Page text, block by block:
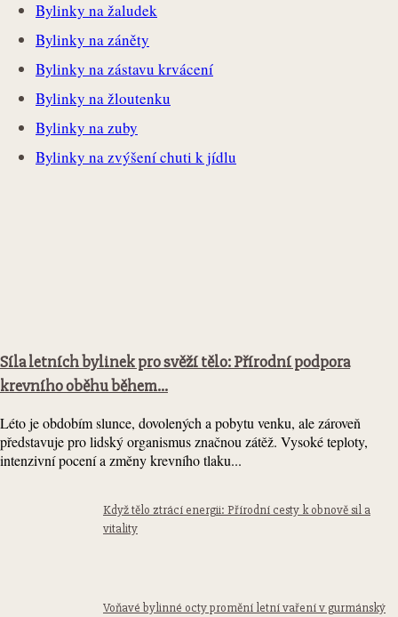
Bylinky na žaludek
Bylinky na záněty
Bylinky na zástavu krvácení
Bylinky na žloutenku
Bylinky na zuby
Bylinky na zvýšení chuti k jídlu
Síla letních bylinek pro svěží tělo: Přírodní podpora
krevního oběhu během...
Léto je obdobím slunce, dovolených a pobytu venku, ale zároveň
představuje pro lidský organismus značnou zátěž. Vysoké teploty,
intenzivní pocení a změny krevního tlaku...
Když tělo ztrácí energii: Přírodní cesty k obnově sil a
vitality
Voňavé bylinné octy promění letní vaření v gurmánský